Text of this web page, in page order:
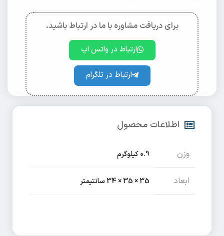
برای دریافت مشاوره با ما در ارتباط باشید.
ارتباط در واتس اپ
ارتباط در تلگرام
اطلاعات محصول
وزن 0.9 کیلوگرم
ابعاد 35 × 35 × 34 سانتیمتر